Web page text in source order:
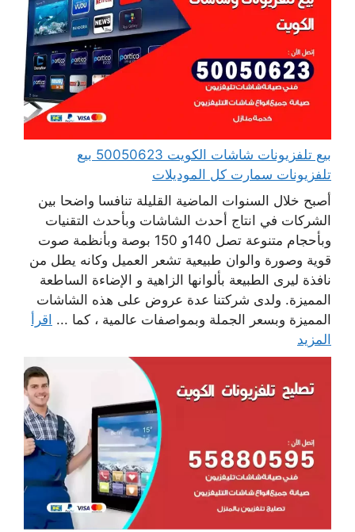
بيع تلفزيونات شاشات الكويت 50050623 بيع
تلفزيونات سمارت كل الموديلات
أصبح خلال السنوات الماضية القليلة تنافسا واضحا بين
الشركات في انتاج أحدث الشاشات وبأحدث التقنيات
وبأحجام متنوعة تصل 140و 150 بوصة وبأنظمة صوت
قوية وصورة والوان طبيعية تشعر العميل وكانه يطل من
نافذة ليرى الطبيعة بألوانها الزاهية و الإضاءة الساطعة
المميزة. ولدى شركتنا عدة عروض على هذه الشاشات
المميزة وبسعر الجملة وبمواصفات عالمية ، كما ... اقرأ
المزيد